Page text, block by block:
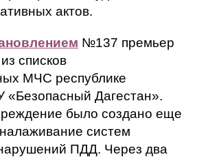
актов.
№137 премьер
списков
МЧС республике
«Безопасный Дагестан».
было создано еще
систем
ПДД. Через два